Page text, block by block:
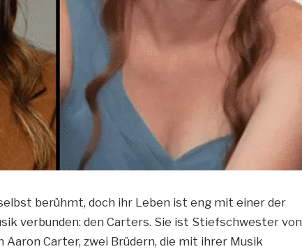
berühmt, doch ihr Leben ist eng mit einer der
verbunden: den Carters. Sie ist Stiefschwester von
Carter, zwei Brüdern, die mit ihrer Musik